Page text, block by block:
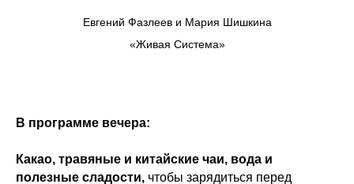
Евгений Фазлеев и Мария Шишкина
«Живая Система»
В программе вечера:
Какао, травяные и китайские чаи, вода и
полезные сладости, чтобы зарядиться перед